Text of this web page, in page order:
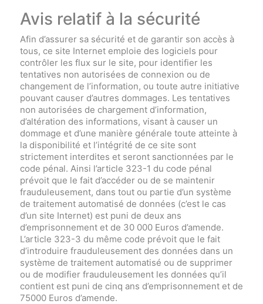
Avis relatif à la sécurité
Afin d’assurer sa sécurité et de garantir son accès à
tous, ce site Internet emploie des logiciels pour
contrôler les flux sur le site, pour identifier les
tentatives non autorisées de connexion ou de
changement de l’information, ou toute autre initiative
pouvant causer d’autres dommages. Les tentatives
non autorisées de chargement d’information,
d’altération des informations, visant à causer un
dommage et d’une manière générale toute atteinte à
la disponibilité et l’intégrité de ce site sont
strictement interdites et seront sanctionnées par le
code pénal. Ainsi l’article 323-1 du code pénal
prévoit que le fait d’accéder ou de se maintenir
frauduleusement, dans tout ou partie d’un système
de traitement automatisé de données (c’est le cas
d’un site Internet) est puni de deux ans
d’emprisonnement et de 30 000 Euros d’amende.
L’article 323-3 du même code prévoit que le fait
d’introduire frauduleusement des données dans un
système de traitement automatisé ou de supprimer
ou de modifier frauduleusement les données qu’il
contient est puni de cinq ans d’emprisonnement et de
75000 Euros d’amende.